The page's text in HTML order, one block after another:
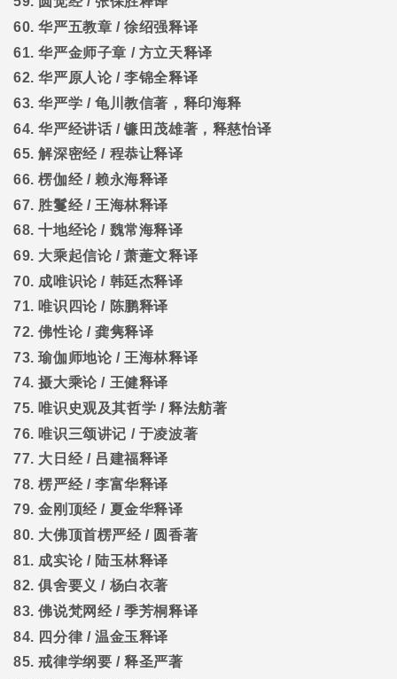
60.华严五教章 /徐绍强释译
61.华严金师子章 / 方立天释译
62.华严原人论/李锦全释译
63.华严学 /龟川教信著，释印海释
64.华严经讲话 /镰田茂雄著，释慈怡译
65.解深密经/ 程恭让释译
66.楞伽经/ 赖永海释译
67. 胜鬘经/ 王海林释译
68.十地经论/ 魏常海释译
69. 大乘起信论/萧萐文释译
70. 成唯识论/ 韩廷杰释译
71. 唯识四论/ 陈鹏释译
72.佛性论/龚隽释译
73.瑜伽师地论/ 王海林释译
74.摄大乘论/ 王健释译
75. 唯识史观及其哲学 /释法舫著
76. 唯识三颂讲记 / 于凌波著
77. 大日经/ 吕建福释译
78.楞严经/李富华释译
79.金刚顶经/ 夏金华释译
80. 大佛顶首楞严经/ 圆香著
81. 成实论/ 陆玉林释译
82.俱舍要义 / 杨白衣著
83.佛说梵网经/季芳桐释译
84. 四分律 /温金玉释译
85.戒律学纲要 /释圣严著